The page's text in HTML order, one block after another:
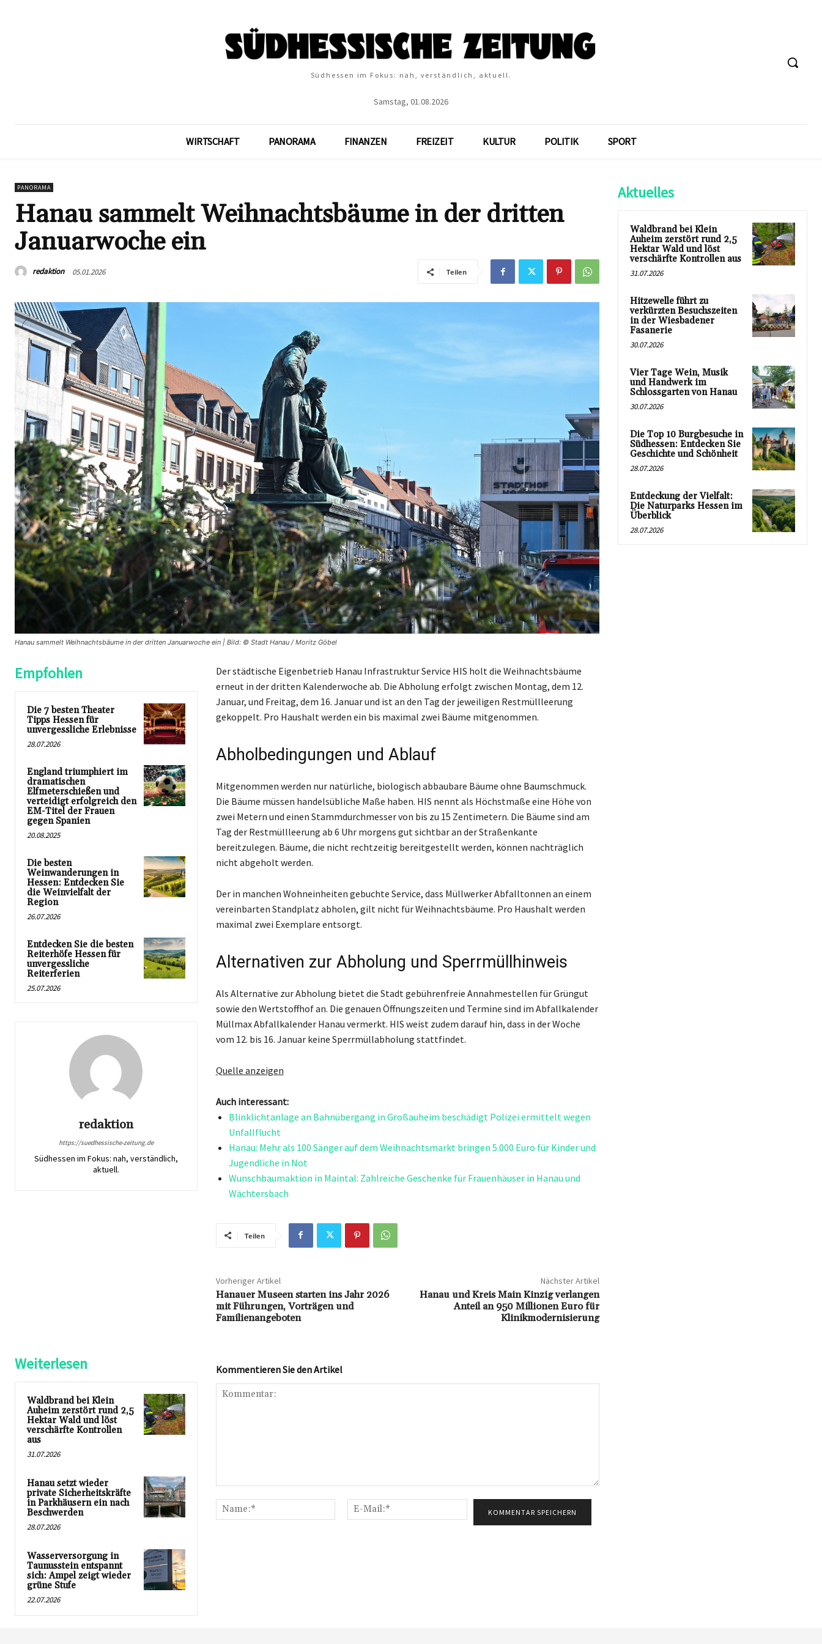
Südhessen im Fokus: nah, verständlich, aktuell.
Samstag, 01.08.2026
WIRTSCHAFT PANORAMA FINANZEN FREIZEIT KULTUR POLITIK SPORT
PANORAMA
Hanau sammelt Weihnachtsbäume in der dritten
Januarwoche ein
redaktion 05.01.2026 Teilen
Hanau sammelt Weihnachtsbäume in der dritten Januarwoche ein | Bild: © Stadt Hanau / Moritz Göbel
Empfohlen
Die 7 besten Theater
Tipps Hessen für
unvergessliche Erlebnisse
28.07.2026
England triumphiert im
dramatischen
Elfmeterschießen und
verteidigt erfolgreich den
EM-Titel der Frauen
gegen Spanien
20.08.2025
Die besten
Weinwanderungen in
Hessen: Entdecken Sie
die Weinvielfalt der
Region
26.07.2026
Entdecken Sie die besten
Reiterhöfe Hessen für
unvergessliche
Reiterferien
25.07.2026
redaktion
https://suedhessische-zeitung.de
Südhessen im Fokus: nah, verständlich,
aktuell.
Der städtische Eigenbetrieb Hanau Infrastruktur Service HIS holt die Weihnachtsbäume
erneut in der dritten Kalenderwoche ab. Die Abholung erfolgt zwischen Montag, dem 12.
Januar, und Freitag, dem 16. Januar und ist an den Tag der jeweiligen Restmüllleerung
gekoppelt. Pro Haushalt werden ein bis maximal zwei Bäume mitgenommen.
Abholbedingungen und Ablauf
Mitgenommen werden nur natürliche, biologisch abbaubare Bäume ohne Baumschmuck.
Die Bäume müssen handelsübliche Maße haben. HIS nennt als Höchstmaße eine Höhe von
zwei Metern und einen Stammdurchmesser von bis zu 15 Zentimetern. Die Bäume sind am
Tag der Restmüllleerung ab 6 Uhr morgens gut sichtbar an der Straßenkante
bereitzulegen. Bäume, die nicht rechtzeitig bereitgestellt werden, können nachträglich
nicht abgeholt werden.
Der in manchen Wohneinheiten gebuchte Service, dass Müllwerker Abfalltonnen an einem
vereinbarten Standplatz abholen, gilt nicht für Weihnachtsbäume. Pro Haushalt werden
maximal zwei Exemplare entsorgt.
Alternativen zur Abholung und Sperrmüllhinweis
Als Alternative zur Abholung bietet die Stadt gebührenfreie Annahmestellen für Grüngut
sowie den Wertstoffhof an. Die genauen Öffnungszeiten und Termine sind im Abfallkalender
Müllmax Abfallkalender Hanau vermerkt. HIS weist zudem darauf hin, dass in der Woche
vom 12. bis 16. Januar keine Sperrmüllabholung stattfindet.
Quelle anzeigen
Auch interessant:
Blinklichtanlage an Bahnübergang in Großauheim beschädigt Polizei ermittelt wegen
Unfallflucht
Hanau: Mehr als 100 Sänger auf dem Weihnachtsmarkt bringen 5.000 Euro für Kinder und
Jugendliche in Not
Wunschbaumaktion in Maintal: Zahlreiche Geschenke für Frauenhäuser in Hanau und
Wächtersbach
Teilen
Vorheriger Artikel
Hanauer Museen starten ins Jahr 2026
mit Führungen, Vorträgen und
Familienangeboten
Nächster Artikel
Hanau und Kreis Main Kinzig verlangen
Anteil an 950 Millionen Euro für
Klinikmodernisierung
Weiterlesen
Waldbrand bei Klein
Auheim zerstört rund 2,5
Hektar Wald und löst
verschärfte Kontrollen
aus
31.07.2026
Hanau setzt wieder
private Sicherheitskräfte
in Parkhäusern ein nach
Beschwerden
28.07.2026
Wasserversorgung in
Taunusstein entspannt
sich: Ampel zeigt wieder
grüne Stufe
22.07.2026
Kommentieren Sie den Artikel
Name:*
Mail:*
Aktuelles
Waldbrand bei Klein
Auheim zerstört rund 2,5
Hektar Wald und löst
verschärfte Kontrollen aus
31.07.2026
Hitzewelle führt zu
verkürzten Besuchszeiten
in der Wiesbadener
Fasanerie
30.07.2026
Vier Tage Wein, Musik
und Handwerk im
Schlossgarten von Hanau
30.07.2026
Die Top 10 Burgbesuche in
Südhessen: Entdecken Sie
Geschichte und Schönheit
28.07.2026
Entdeckung der Vielfalt:
Die Naturparks Hessen im
Überblick
28.07.2026